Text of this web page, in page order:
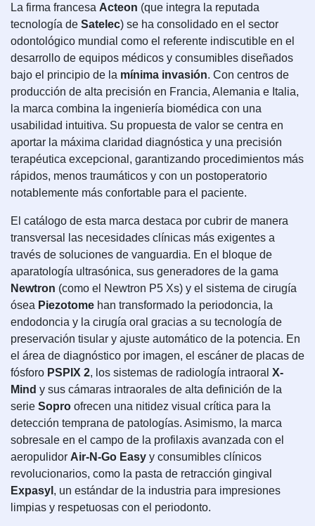
La firma francesa Acteon (que integra la reputada
tecnología de Satelec) se ha consolidado en el sector
odontológico mundial como el referente indiscutible en el
desarrollo de equipos médicos y consumibles diseñados
bajo el principio de la mínima invasión. Con centros de
producción de alta precisión en Francia, Alemania e Italia,
la marca combina la ingeniería biomédica con una
usabilidad intuitiva. Su propuesta de valor se centra en
aportar la máxima claridad diagnóstica y una precisión
terapéutica excepcional, garantizando procedimientos más
rápidos, menos traumáticos y con un postoperatorio
notablemente más confortable para el paciente.
El catálogo de esta marca destaca por cubrir de manera
transversal las necesidades clínicas más exigentes a
través de soluciones de vanguardia. En el bloque de
aparatología ultrasónica, sus generadores de la gama
Newtron (como el Newtron P5 Xs) y el sistema de cirugía
ósea Piezotome han transformado la periodoncia, la
endodoncia y la cirugía oral gracias a su tecnología de
preservación tisular y ajuste automático de la potencia. En
el área de diagnóstico por imagen, el escáner de placas de
fósforo PSPIX 2, los sistemas de radiología intraoral X-
Mind y sus cámaras intraorales de alta definición de la
serie Sopro ofrecen una nitidez visual crítica para la
detección temprana de patologías. Asimismo, la marca
sobresale en el campo de la profilaxis avanzada con el
aeropulidor Air-N-Go Easy y consumibles clínicos
revolucionarios, como la pasta de retracción gingival
Expasyl , un estándar de la industria para impresiones
limpias y respetuosas con el periodonto.